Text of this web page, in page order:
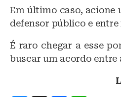
Em último caso, acione
defensor público e
É raro chegar a esse
buscar um acordo entre